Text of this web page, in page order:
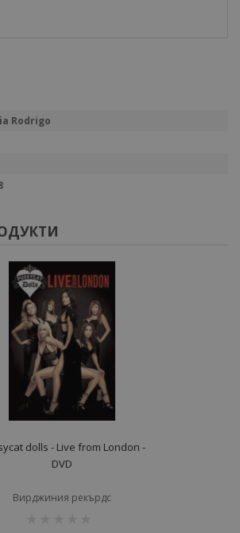
Rodrigo
dolls - Live from London -
DVD
Вирджиния рекърдс